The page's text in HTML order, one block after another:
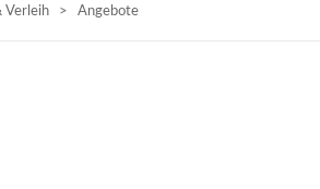
Verleih > Angebote